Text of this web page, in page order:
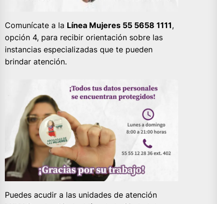
Comunícate a la Línea Mujeres 55 5658 1111,
opción 4, para recibir orientación sobre las
instancias especializadas que te pueden
brindar atención.
Puedes acudir a las unidades de atención